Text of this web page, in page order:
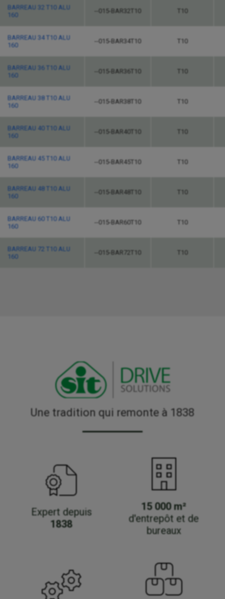
BARREAU 32 T10 ALU
160
--015-BAR32T10
BARREAU 34 T10 ALU
160
--015-BAR34T10 T10
BARREAU 36 T10 ALU
160
--015-BAR36T10
BARREAU 38 T10 ALU
160
--015-BAR38T10 T10
BARREAU 40 T10 ALU
160
--015-BAR40T10
BARREAU 45 T10 ALU
160
--015-BAR45T10 T10
BARREAU 48 T10 ALU
160
--015-BAR48T10
BARREAU 60 T10 ALU
160
--015-BAR60T10 T10
BARREAU 72 T10 ALU
160
--015-BAR72T10
Une tradition qui remonte à 1838
Expert depuis
1838
15 000 m²
d'entrepôt et de
bureaux